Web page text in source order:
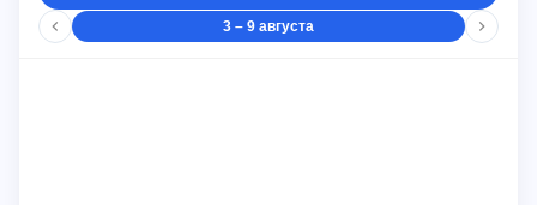
3 – 9 августа